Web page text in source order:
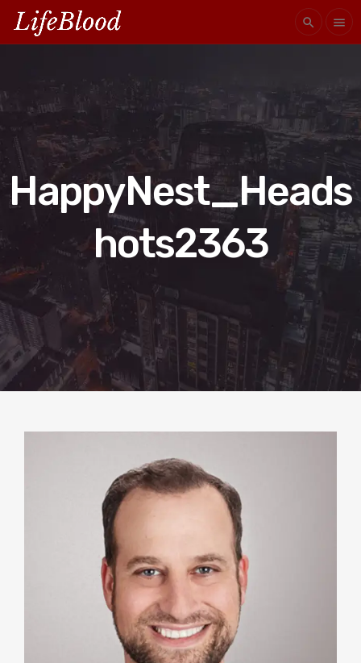
search menu
HappyNest_Heads
hots2363